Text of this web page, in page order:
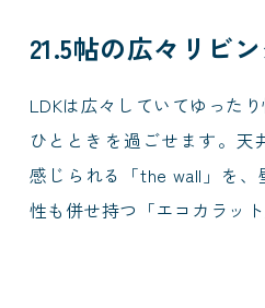
21.5帖の広々リビ
LDKは広々していてゆった
ひとときを過ごせます。天
感じられる「the wall」を
性も併せ持つ「エコカラッ